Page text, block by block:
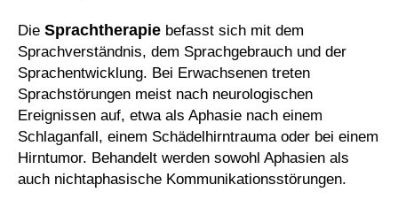
Die Sprachtherapie befasst sich mit dem
Sprachverständnis, dem Sprachgebrauch und der
Sprachentwicklung. Bei Erwachsenen treten
Sprachstörungen meist nach neurologischen
Ereignissen auf, etwa als Aphasie nach einem
Schlaganfall, einem Schädelhirntrauma oder bei einem
Hirntumor. Behandelt werden sowohl Aphasien als
auch nichtaphasische Kommunikationsstörungen.